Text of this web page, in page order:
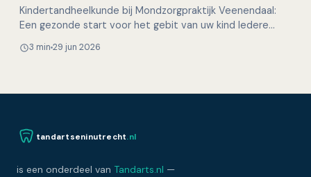
Kindertandheelkunde bij Mondzorgpraktijk Veenendaal:
Een gezonde start voor het gebit van uw kind Iedere
3 min 29 jun 2026
tandartseninutrecht.nl
is een onderdeel van Tandarts.nl —